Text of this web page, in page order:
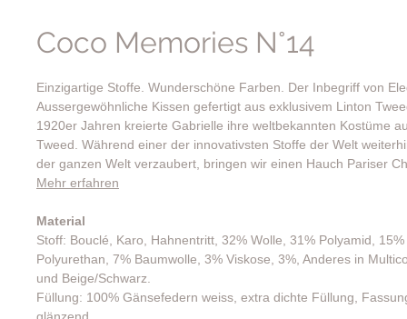
Coco Memories N°14
Einzigartige Stoffe. Wunderschöne Farben. Der Inbegriff von
Aussergewöhnliche Kissen gefertigt aus exklusivem Linton
1920er Jahren kreierte Gabrielle ihre weltbekannten Kostüme
Tweed. Während einer der innovativsten Stoffe der Welt
der ganzen Welt verzaubert, bringen wir einen Hauch Pariser
Mehr erfahren
Material
Stoff: Bouclé, Karo, Hahnentritt, 32% Wolle, 31% Polyamid, 15%
Polyurethan, 7% Baumwolle, 3% Viskose, 3%, Anderes in
und Beige/Schwarz.
Füllung: 100% Gänsefedern weiss, extra dichte Füllung,